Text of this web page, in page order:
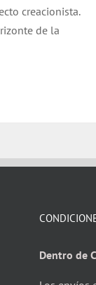
creacionista.
de la
Dentro de